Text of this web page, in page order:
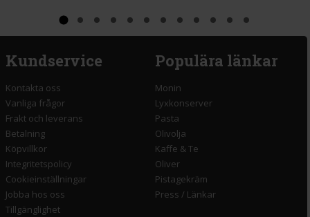
Kundservice
Kontakta oss
Vanliga frågor
Frakt och leverans
Betalning
Köpvillkor
Integritetspolicy
Cookieinställningar
Jobba hos oss
Tillgänglighet
Populära länkar
Monin
Lyxkonserver
Pasta
Olivolja
Kaffe & Te
Oliver
Pistagekräm
Press / Länkar